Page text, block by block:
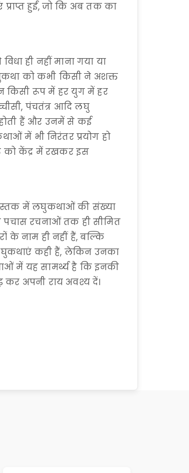
हुईं, जो कि अब तक का
ही नहीं माना गया या
को कभी किसी ने अशक्त
न किसी रूप में हर युग में हर
पंचतंत्र आदि लघु
होती हैं और उनमें से कई
में भी निरंतर प्रयोग हो
को केंद्र में रखकर इस
पुस्तक में लघुकथाओं की संख्या
रचनाओं तक ही सीमित
के नाम ही नहीं हैं, बल्कि
कही हैं, लेकिन उनका
में यह सामर्थ्य है कि इनकी
अपनी राय अवश्य दें।